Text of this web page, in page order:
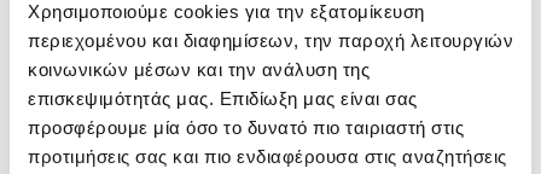
Χρησιμοποιούμε cookies για την εξατομίκευση
περιεχομένου και διαφημίσεων, την παροχή λειτουργιών
κοινωνικών μέσων και την ανάλυση της
επισκεψιμότητάς μας. Επιδίωξη μας είναι σας
προσφέρουμε μία όσο το δυνατό πιο ταιριαστή στις
προτιμήσεις σας και πιο ενδιαφέρουσα στις αναζητήσεις